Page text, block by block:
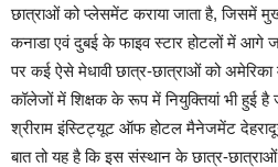
छात्राओं को प्लेसमेंट कराया जाता है, जिसमें
कनाडा एवं दुबई के फाइव स्टार होटलों में आगे
पर कई ऐसे मेधावी छात्र-छात्राओं को
कॉलेजों में शिक्षक के रूप में नियुक्तियां भी हुई
श्रीराम इंस्टिट्यूट ऑफ होटल मैनेजमेंट
बात तो यह है कि इस संस्थान के छात्र-